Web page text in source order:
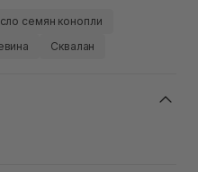
семян конопли
Сквалан